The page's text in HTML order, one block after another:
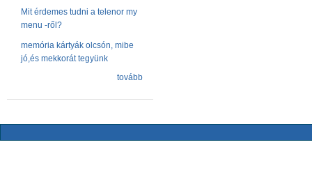
Mit érdemes tudni a telenor my
menu -ről?
memória kártyák olcsón, mibe
jó,és mekkorát tegyünk
tovább